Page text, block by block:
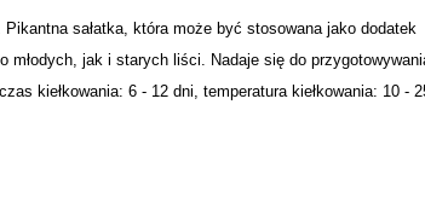
sałatka, która może być stosowana jako dodatek
jak i starych liści. Nadaje się do
kiełkowania: 6 - 12 dni, temperatura kiełkowania: 10 -